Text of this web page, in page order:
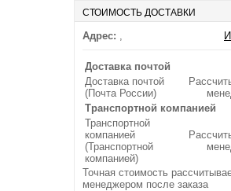
СТОИМОСТЬ ДОСТАВКИ
Адрес: ,
Доставка почтой
Доставка почтой
(Почта России)
Транспортной компанией
Транспортной
компанией
(Транспортной
компанией)
Точная стоимость
менеджером после заказа